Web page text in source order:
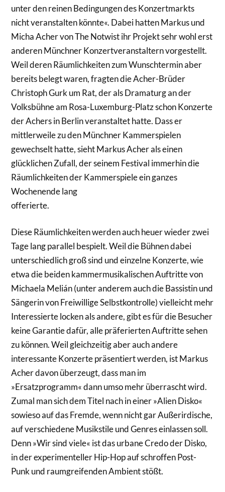
unter den reinen Bedingungen des Konzertmarkts
nicht veranstalten könnte«. Dabei hatten Markus und
Micha Acher von The Notwist ihr Projekt sehr wohl erst
anderen Münchner Konzertveranstaltern vorgestellt.
Weil deren Räumlichkeiten zum Wunschtermin aber
bereits belegt waren, fragten die Acher-Brüder
Christoph Gurk um Rat, der als Dramaturg an der
Volksbühne am Rosa-Luxemburg-Platz schon Konzerte
der Achers in Berlin veranstaltet hatte. Dass er
mittlerweile zu den Münchner Kammerspielen
gewechselt hatte, sieht Markus Acher als einen
glücklichen Zufall, der seinem Festival immerhin die
Räumlichkeiten der Kammerspiele ein ganzes
Wochenende lang
offerierte.
Diese Räumlichkeiten werden auch heuer wieder zwei
Tage lang parallel bespielt. Weil die Bühnen dabei
unterschiedlich groß sind und einzelne Konzerte, wie
etwa die beiden kammermusikalischen Auftritte von
Michaela Melián (unter anderem auch die Bassistin und
Sängerin von Freiwillige Selbstkontrolle) vielleicht mehr
Interessierte locken als andere, gibt es für die Besucher
keine Garantie dafür, alle präferierten Auftritte sehen
zu können. Weil gleichzeitig aber auch andere
interessante Konzerte präsentiert werden, ist Markus
Acher davon überzeugt, dass man im
»Ersatzprogramm« dann umso mehr überrascht wird.
Zumal man sich dem Titel nach in einer »Alien Disko«
sowieso auf das Fremde, wenn nicht gar Außerirdische,
auf verschiedene Musikstile und Genres einlassen soll.
Denn »Wir sind viele« ist das urbane Credo der Disko,
in der experimenteller Hip-Hop auf schroffen Post-
Punk und raumgreifenden Ambient stößt.